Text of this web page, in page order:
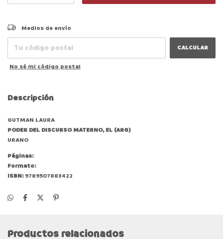
Entregas para el CP:
Medios de envío
CALCULAR
No sé mi código postal
Descripción
GUTMAN LAURA
PODER DEL DISCURSO MATERNO, EL (ARG)
URANO
Páginas:
Formato:
ISBN:9789507883422
Productos relacionados